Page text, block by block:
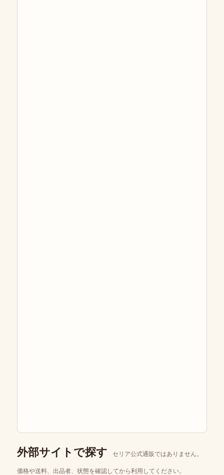
外部サイトで探す セリア公式通販ではありません。
価格や送料、出品者、状態を確認してから利用してください。